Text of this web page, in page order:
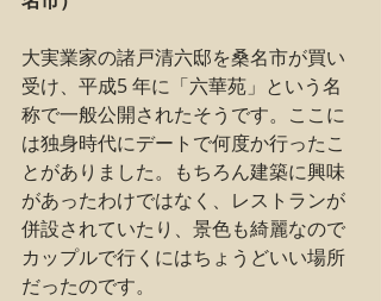
大実業家の諸戸清六邸を桑名市が買い
受け、平成5 年に「六華苑」という名
称で一般公開されたそうです。ここに
は独身時代にデートで何度か行ったこ
とがありました。もちろん建築に興味
があったわけではなく、レストランが
併設されていたり、景色も綺麗なので
カップルで行くにはちょうどいい場所
だったのです。